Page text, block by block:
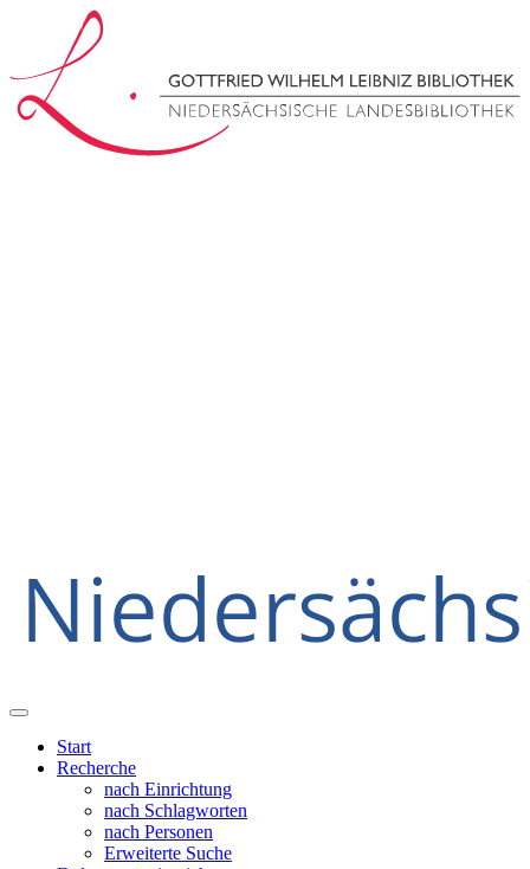
Start
Recherche
nach Einrichtung
nach Schlagworten
nach Personen
Erweiterte Suche